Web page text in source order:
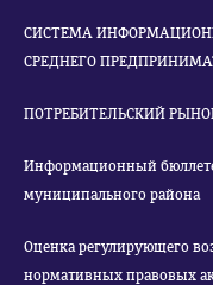
СИСТЕМА
СРЕДНЕГО
ПОТРЕБИТЕЛЬСКИЙ
Информационный
муниципального района
Оценка регулирующего
нормативных правовых